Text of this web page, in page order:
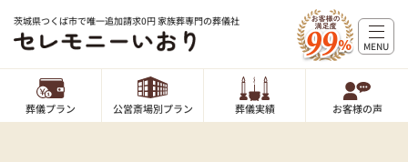
茨城県つくば市で唯一追加請求0円 家族葬専門の葬儀社
葬儀プラン 公営斎場別プラン 葬儀実績 お客様の声
MENU